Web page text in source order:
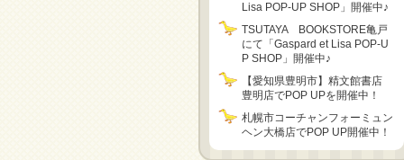
Lisa POP-UP SHOP」開催中♪
TSUTAYA BOOKSTORE亀戸
にて「Gaspard et Lisa POP-U
P SHOP」開催中♪
【愛知県豊明市】精文館書店
豊明店でPOP UPを開催中！
札幌市コーチャンフォーミュン
ヘン大橋店でPOP UP開催中！